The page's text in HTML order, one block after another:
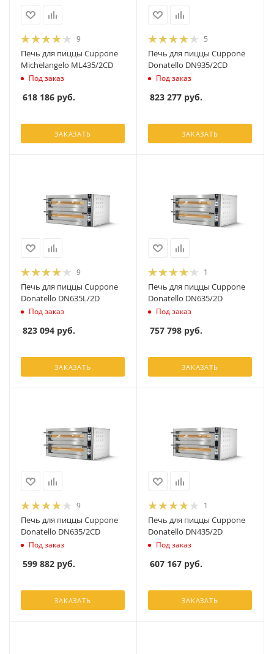
9
Печь для пиццы Cuppone
Michelangelo ML435/2CD
Под заказ
618 186 руб.
ЗАКАЗАТЬ
5
Печь для пиццы Cuppone
Donatello DN935/2CD
Под заказ
823 277 руб.
ЗАКАЗАТЬ
9
Печь для пиццы Cuppone
Donatello DN635L/2D
Под заказ
823 094 руб.
ЗАКАЗАТЬ
1
Печь для пиццы Cuppone
Donatello DN635/2D
Под заказ
757 798 руб.
ЗАКАЗАТЬ
9
Печь для пиццы Cuppone
Donatello DN635/2CD
Под заказ
599 882 руб.
ЗАКАЗАТЬ
1
Печь для пиццы Cuppone
Donatello DN435/2D
Под заказ
607 167 руб.
ЗАКАЗАТЬ